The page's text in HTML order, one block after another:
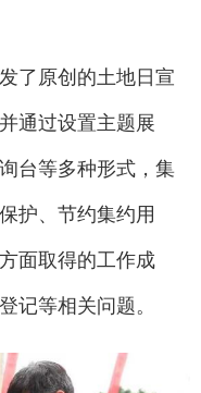
原创的土地日宣
通过设置主题展
台等多种形式，集
护、节约集约用
面取得的工作成
记等相关问题。